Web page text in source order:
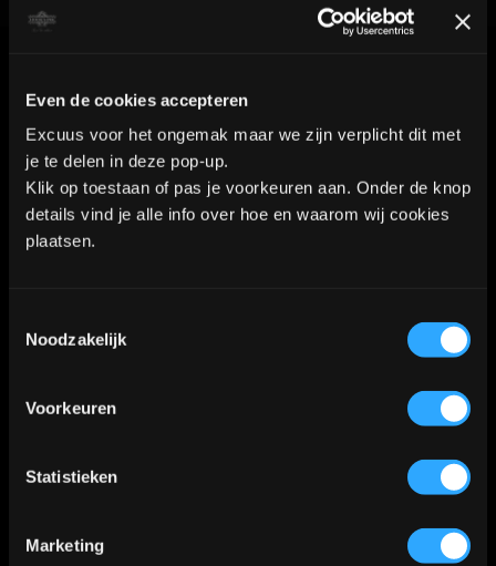
Even de cookies accepteren
Excuus voor het ongemak maar we zijn verplicht dit met
je te delen in deze pop-up.
Klik op toestaan of pas je voorkeuren aan. Onder de knop
details vind je alle info over hoe en waarom wij cookies
plaatsen.
Noodzakelijk
Voorkeuren
Statistieken
Marketing
Contact
Industrieweg 8a2
2712LB Zoetermeer
KVK nummer: 90552571 | BTW nummer: NL002036941B22 |
Kaart